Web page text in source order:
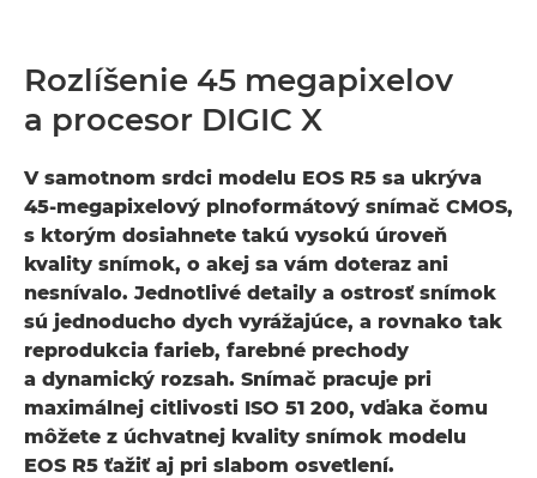
Rozlíšenie 45 megapixelov
a procesor DIGIC X
V samotnom srdci modelu EOS R5 sa ukrýva
45-megapixelový plnoformátový snímač CMOS,
s ktorým dosiahnete takú vysokú úroveň
kvality snímok, o akej sa vám doteraz ani
nesnívalo. Jednotlivé detaily a ostrosť snímok
sú jednoducho dych vyrážajúce, a rovnako tak
reprodukcia farieb, farebné prechody
a dynamický rozsah. Snímač pracuje pri
maximálnej citlivosti ISO 51 200, vďaka čomu
môžete z úchvatnej kvality snímok modelu
EOS R5 ťažiť aj pri slabom osvetlení.